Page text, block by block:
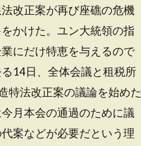
改正案が再び座礁の危機
かけた。ユン大統領の指
にだけ特恵を与えるので
14日、全体会議と租税所
特法改正案の議論を始めた
月本会の通過のために議
案などが必要だという理